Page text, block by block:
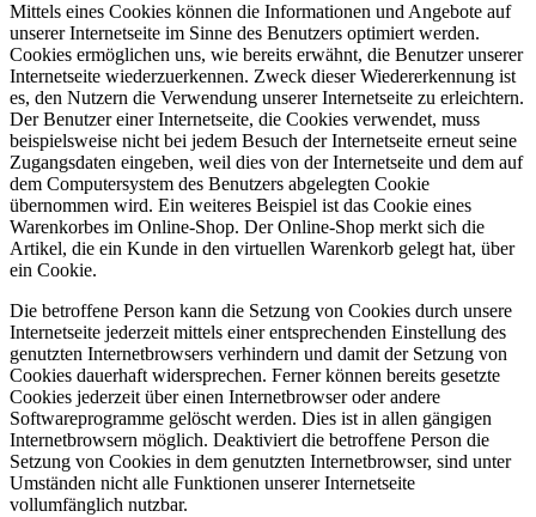
Mittels eines Cookies können die Informationen und Angebote auf
unserer Internetseite im Sinne des Benutzers optimiert werden.
Cookies ermöglichen uns, wie bereits erwähnt, die Benutzer unserer
Internetseite wiederzuerkennen. Zweck dieser Wiedererkennung ist
es, den Nutzern die Verwendung unserer Internetseite zu erleichtern.
Der Benutzer einer Internetseite, die Cookies verwendet, muss
beispielsweise nicht bei jedem Besuch der Internetseite erneut seine
Zugangsdaten eingeben, weil dies von der Internetseite und dem auf
dem Computersystem des Benutzers abgelegten Cookie
übernommen wird. Ein weiteres Beispiel ist das Cookie eines
Warenkorbes im Online-Shop. Der Online-Shop merkt sich die
Artikel, die ein Kunde in den virtuellen Warenkorb gelegt hat, über
ein Cookie.
Die betroffene Person kann die Setzung von Cookies durch unsere
Internetseite jederzeit mittels einer entsprechenden Einstellung des
genutzten Internetbrowsers verhindern und damit der Setzung von
Cookies dauerhaft widersprechen. Ferner können bereits gesetzte
Cookies jederzeit über einen Internetbrowser oder andere
Softwareprogramme gelöscht werden. Dies ist in allen gängigen
Internetbrowsern möglich. Deaktiviert die betroffene Person die
Setzung von Cookies in dem genutzten Internetbrowser, sind unter
Umständen nicht alle Funktionen unserer Internetseite
vollumfänglich nutzbar.